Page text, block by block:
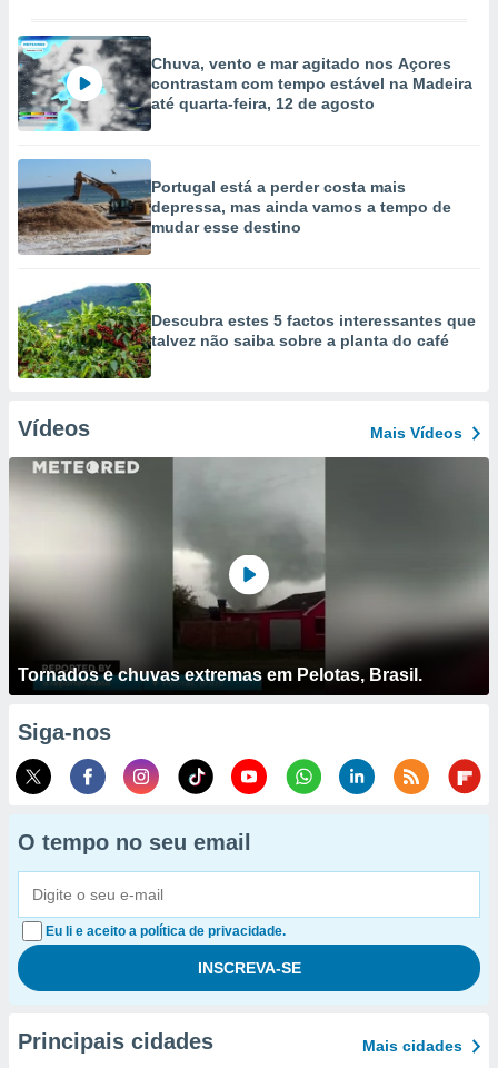
Chuva, vento e mar agitado nos Açores
contrastam com tempo estável na Madeira
até quarta-feira, 12 de agosto
Portugal está a perder costa mais
depressa, mas ainda vamos a tempo de
mudar esse destino
Descubra estes 5 factos interessantes que
talvez não saiba sobre a planta do café
Vídeos Mais Vídeos
Tornados e chuvas extremas em Pelotas, Brasil.
Siga-nos
O tempo no seu email
Eu li e aceito a política de privacidade.
Principais cidades Mais cidades